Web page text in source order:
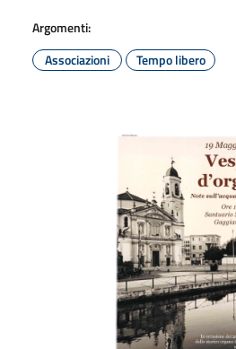
Argomenti:
Associazioni
Tempo libero